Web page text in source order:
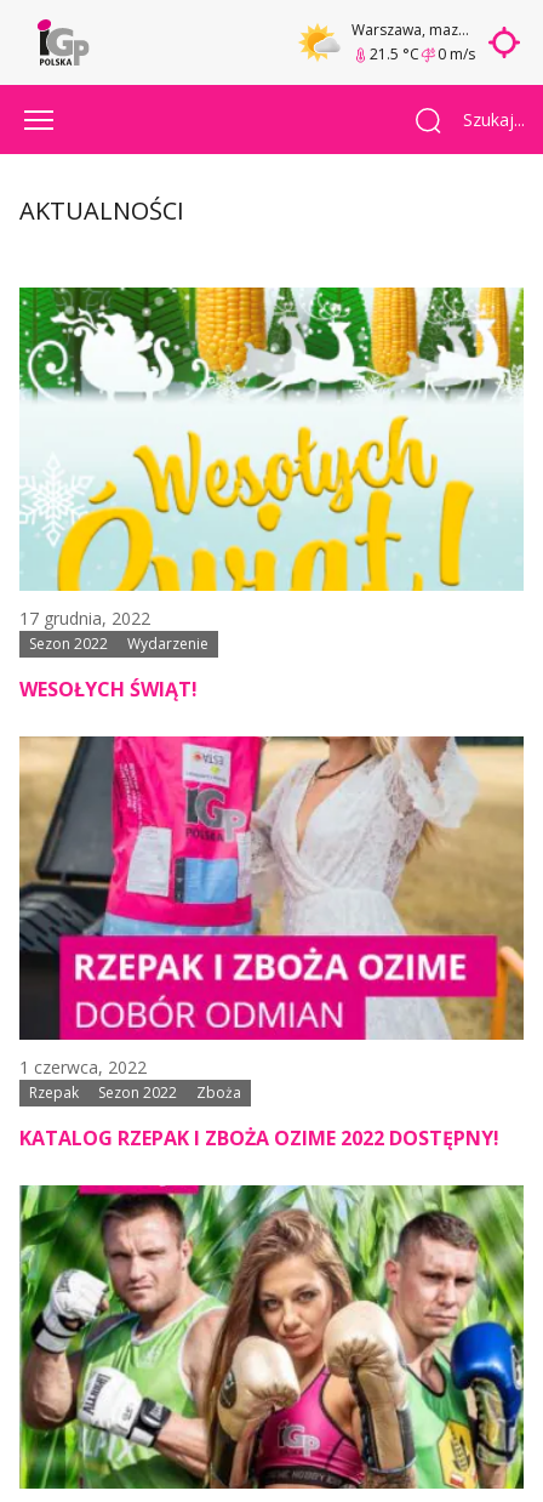
Warszawa, mazowieckie
21.5 °C
0 m/s
Szukaj...
AKTUALNOŚCI
17 grudnia, 2022
Sezon 2022 Wydarzenie
WESOŁYCH ŚWIĄT!
1 czerwca, 2022
Rzepak Sezon 2022 Zboża
KATALOG RZEPAK I ZBOŻA OZIME 2022 DOSTĘPNY!